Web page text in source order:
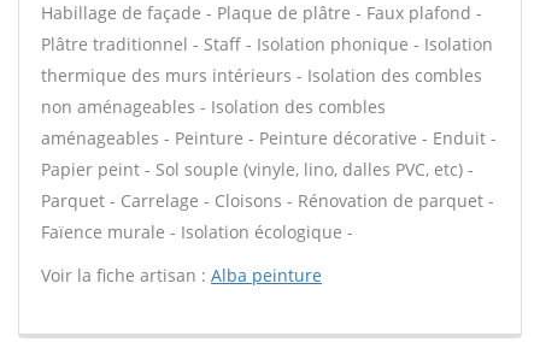
Habillage de façade - Plaque de plâtre - Faux plafond -
Plâtre traditionnel - Staff - Isolation phonique - Isolation
thermique des murs intérieurs - Isolation des combles
non aménageables - Isolation des combles
aménageables - Peinture - Peinture décorative - Enduit -
Papier peint - Sol souple (vinyle, lino, dalles PVC, etc) -
Parquet - Carrelage - Cloisons - Rénovation de parquet -
Faïence murale - Isolation écologique -
Voir la fiche artisan : Alba peinture